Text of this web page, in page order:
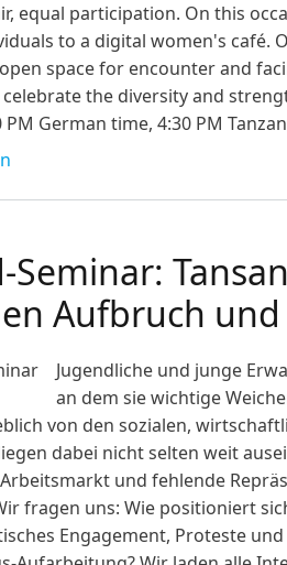
equal participation. On this
to a digital women's café.
space for encounter and
the diversity and
PM German time, 4:30 PM
Seminar:
Aufbruch
Jugendliche und junge
an dem sie wichtige
von den sozialen,
dabei nicht selten weit
und fehlende
fragen uns: Wie positioniert
Engagement, Proteste